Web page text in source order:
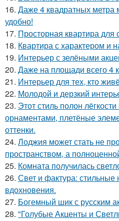
16. Даже 4 квадратных метра
удобно!
17. Просторная квартира для
18. Квартира с характером и
19. Интерьер с зелёными
20. Даже на площади всего 4
21. Интерьер для тех, кто
22. Молодой и дерзкий
23. Этот стиль полон
орнаментами, плетёные
оттенки.
24. Лоджия может стать не
пространством, а
25. Комната получилась
26. Свет и фактура:
вдохновения.
27. Богемный шик с русским
28. "Голубые Акценты и